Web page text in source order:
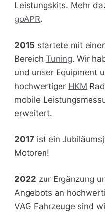
Leistungskits. Mehr
goAPR.
2015 startete mit
Bereich Tuning. Wir
und unser Equipment
hochwertiger HKM
mobile
erweitert.
2017 ist ein
Motoren!
2022 zur Ergänzung
Angebots an
VAG Fahrzeuge sind